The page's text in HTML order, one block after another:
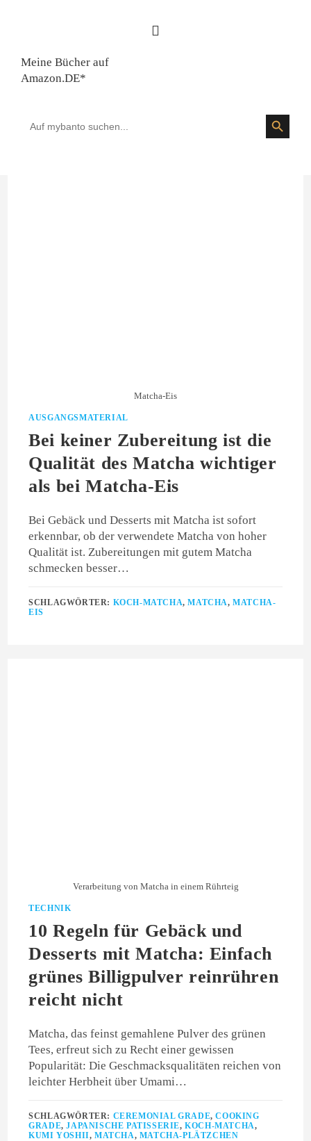
Meine Bücher auf
Amazon.DE*
for:
SEARCH BUTTON
Matcha-Eis
AUSGANGSMATERIAL
Bei keiner Zubereitung ist die
Qualität des Matcha wichtiger
als bei Matcha-Eis
Bei Gebäck und Desserts mit Matcha ist sofort
erkennbar, ob der verwendete Matcha von hoher
Qualität ist. Zubereitungen mit gutem Matcha
schmecken besser…
SCHLAGWÖRTER: KOCH-MATCHA,MATCHA,MATCHA-
EIS
Verarbeitung von Matcha in einem Rührteig
TECHNIK
10 Regeln für Gebäck und
Desserts mit Matcha: Einfach
grünes Billigpulver reinrühren
reicht nicht
Matcha, das feinst gemahlene Pulver des grünen
Tees, erfreut sich zu Recht einer gewissen
Popularität: Die Geschmacksqualitäten reichen von
leichter Herbheit über Umami…
SCHLAGWÖRTER: CEREMONIAL GRADE,COOKING
GRADE,JAPANISCHE PATISSERIE,KOCH-MATCHA,
KUMI YOSHII,MATCHA, MATCHA-PLÄTZCHEN